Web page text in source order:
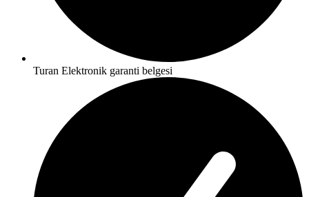
Turan Elektronik garanti belgesi